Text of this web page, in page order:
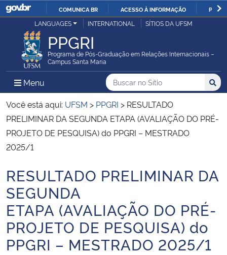
IR
O
COMUNICA BR ACESSO À INFORMAÇÃO
Ministério da Justiça e Segurança Pública
Ministério da Defesa
Ministério das Relações Exteriores
Ministério da Economia
Ministério da Agricultura, Pecuária e Abastecimento
Ministério da Educação
Ministério da Cidadania
LANGUAGES INTERNATIONAL SÍTIOS DA UFSM
PPGRI
Programa de Pós-Graduação em Relações Internacionais –
Campus Santa Maria
Menu Menu Principal do Sítio
Busca
Buscar no no Sítio
Busca:
Você está aqui: UFSM > PPGRI > RESULTADO
PRELIMINAR DA SEGUNDA ETAPA (AVALIAÇÃO DO PRÉ-
PROJETO DE PESQUISA) do PPGRI – MESTRADO
2025/1
Início do conteúdo
RESULTADO PRELIMINAR DA
SEGUNDA
ETAPA (AVALIAÇÃO DO PRÉ-
PROJETO DE PESQUISA) do
PPGRI – MESTRADO 2025/1